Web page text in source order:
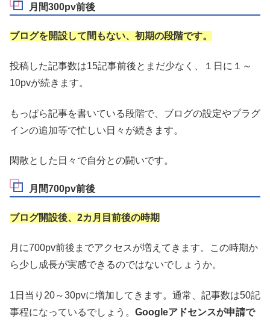
月間300pv前後
ブログを開設して間もない、初期の段階です。
投稿した記事数は15記事前後とまだ少なく、１日に１～
10pvが続きます。
もっぱら記事を書いている段階で、ブログの設定やプラグ
インの追加等で忙しい日々が続きます。
閑散とした日々で自分との闘いです。
月間700pv前後
ブログ開設後、2カ月目前後の時期
月に700pv前後までアクセスが増えてきます。この時期か
ら少し成長が実感できるのではないでしょうか。
1日当り20～30pvに増加してきます。通常、記事数は50記
事程になっているでしょう。 Googleアドセンスが申請で